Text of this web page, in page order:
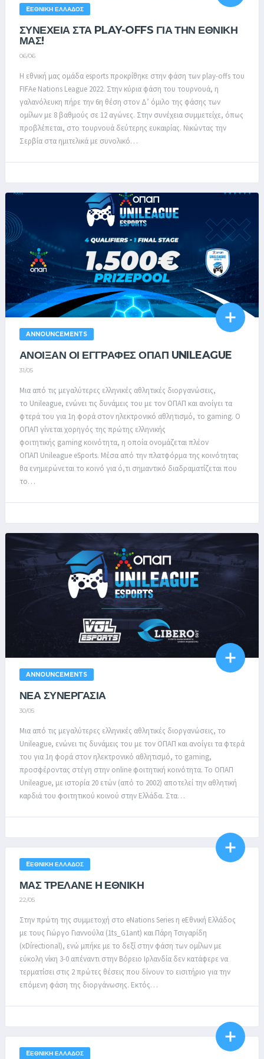
EΕΘΝΙΚΉ ΕΛΛΆΔΟΣ
ΣΥΝΕΧΕΙΑ ΣΤΑ PLAY-OFFS ΓΙΑ ΤΗΝ ΕΘΝΙΚΗ
ΜΑΣ!
06/06
Η εθνική μας ομάδα esports προκρίθηκε στην φάση των play-offs του
FIFAe Nations League 2022. Στην κύρια φάση του τουρνουά, η
γαλανόλευκη πήρε την 6η θέση στον Δ’ όμιλο της φάσης των
ομίλων με 8 βαθμούς σε 12 αγώνες. Στην συνέχεια συμμετείχε, όπως
προβλέπεται, στο τουρνουά δεύτερης ευκαιρίας. Νικώντας την
Σερβία στα ημιτελικά με συνολικό…
ANNOUNCEMENTS
ΑΝΟΙΞΑΝ ΟΙ ΕΓΓΡΑΦΕΣ ΟΠΑΠ UNILEAGUE
31/05
Μια από τις μεγαλύτερες ελληνικές αθλητικές διοργανώσεις,
το Unileague, ενώνει τις δυνάμεις του με τον ΟΠΑΠ και ανοίγει τα
φτερά του για 1η φορά στον ηλεκτρονικό αθλητισμό, το gaming. Ο
ΟΠΑΠ γίνεται χορηγός της πρώτης ελληνικής
φοιτητικής gaming κοινότητα, η οποία ονομάζεται πλέον
ΟΠΑΠ Unileague eSports. Μέσα από την πλατφόρμα της κοινότητας
θα ενημερώνεται το κοινό για ό,τι σημαντικό διαδραματίζεται που
το…
ANNOUNCEMENTS
ΝΕΑ ΣΥΝΕΡΓΑΣΙΑ
30/05
Μια από τις μεγαλύτερες ελληνικές αθλητικές διοργανώσεις, το
Unileague, ενώνει τις δυνάμεις του με τον ΟΠΑΠ και ανοίγει τα φτερά
του για 1η φορά στον ηλεκτρονικό αθλητισμό, το gaming,
προσφέροντας στέγη στην online φοιτητική κοινότητα. Το ΟΠΑΠ
Unileague, με ιστορία 20 ετών (από το 2002) αποτελεί την αθλητική
καρδιά του φοιτητικού κοινού στην Ελλάδα. Στα…
EΕΘΝΙΚΉ ΕΛΛΆΔΟΣ
ΜΑΣ ΤΡΕΛΑΝΕ Η ΕΘΝΙΚΗ
22/05
Στην πρώτη της συμμετοχή στο eNations Series η eΕθνική Ελλάδος
με τους Γιώργο Γιαννούλα (1ts_G1ant) και Πάρη Τσιγαρίδη
(xDírectional), ενώ μπήκε με το δεξί στην φάση των ομίλων με
εύκολη νίκη 3-0 απέναντι στην Βόρειο Ιρλανδία δεν κατάφερε να
τερματίσει στις 2 πρώτες θέσεις που δίνουν το εισιτήριο για την
επόμενη φάση της διοργάνωσης. Εκτός…
EΕΘΝΙΚΉ ΕΛΛΆΔΟΣ